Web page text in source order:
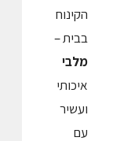
הקינוח
בבית –
מלבי
איכותי
ועשיר
עם